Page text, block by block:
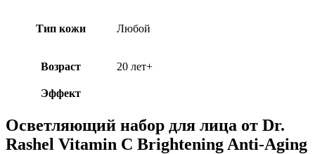
Тип кожи Любой
Возраст 20 лет+
Эффект
Осветляющий набор для лица от Dr.
Rashel Vitamin C Brightening Anti-Aging